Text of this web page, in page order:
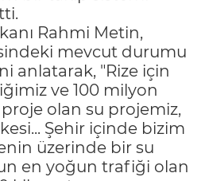
Rahmi Metin,
mevcut durumu
anlatarak, "Rize için
ve 100 milyon
olan su projemiz,
Şehir içinde bizim
üzerinde bir su
en yoğun trafiği olan